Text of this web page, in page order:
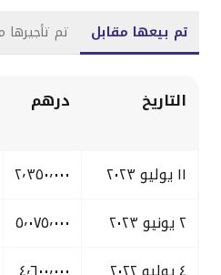
تم بيعها مقابل تم تأجيرها
التاريخ درهم
١١ يوليو ٢٠٢٣
٢٬٣٥٠٬٠٠٠
٢ يونيو ٢٠٢٣
٥٬٠٧٥٬٠٠٠